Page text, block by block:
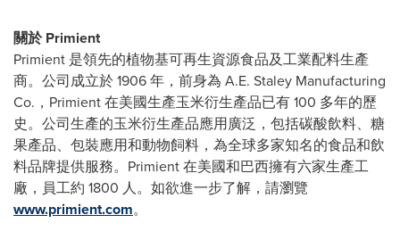
關於 Primient
Primient 是領先的植物基可再生資源食品及工業配料生產
商。公司成立於 1906 年，前身為 A.E. Staley Manufacturing
Co.，Primient 在美國生產玉米衍生產品已有 100 多年的歷
史。公司生產的玉米衍生產品應用廣泛，包括碳酸飲料、糖
果產品、包裝應用和動物飼料，為全球多家知名的食品和飲
料品牌提供服務。Primient 在美國和巴西擁有六家生產工
廠，員工約 1800 人。如欲進一步了解，請瀏覽
www.primient.com。